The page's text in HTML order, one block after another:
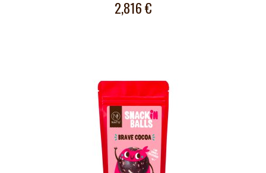
2,816 €